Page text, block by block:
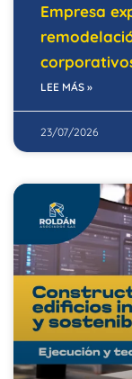
Empresa
LEE MÁS »
23/07/2026